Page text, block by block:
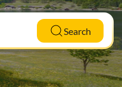
Search